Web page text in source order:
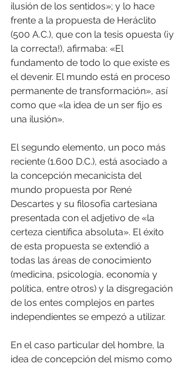
ilusión de los sentidos»; y lo hace
frente a la propuesta de Heráclito
(500 A.C.), que con la tesis opuesta (¡y
la correcta!), afirmaba: «El
fundamento de todo lo que existe es
el devenir. El mundo está en proceso
permanente de transformación», así
como que «la idea de un ser fijo es
una ilusión».
El segundo elemento, un poco más
reciente (1.600 D.C.), está asociado a
la concepción mecanicista del
mundo propuesta por René
Descartes y su filosofía cartesiana
presentada con el adjetivo de «la
certeza científica absoluta». El éxito
de esta propuesta se extendió a
todas las áreas de conocimiento
(medicina, psicología, economía y
política, entre otros) y la disgregación
de los entes complejos en partes
independientes se empezó a utilizar.
En el caso particular del hombre, la
idea de concepción del mismo como